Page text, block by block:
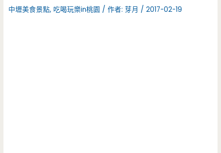
中壢美食景點, 吃喝玩樂in桃園 / 作者:芽月 /2017-02-19